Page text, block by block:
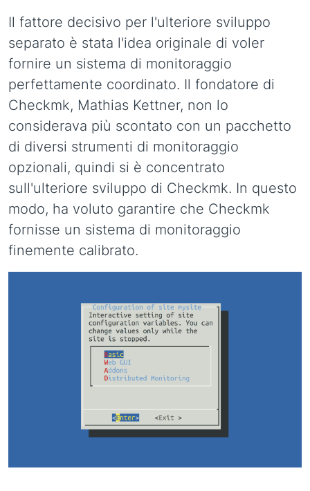
Il fattore decisivo per l'ulteriore sviluppo
separato è stata l'idea originale di voler
fornire un sistema di monitoraggio
perfettamente coordinato. Il fondatore di
Checkmk, Mathias Kettner, non lo
considerava più scontato con un pacchetto
di diversi strumenti di monitoraggio
opzionali, quindi si è concentrato
sull'ulteriore sviluppo di Checkmk. In questo
modo, ha voluto garantire che Checkmk
fornisse un sistema di monitoraggio
finemente calibrato.